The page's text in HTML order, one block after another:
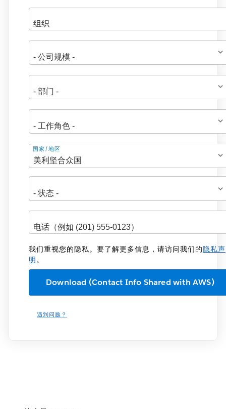
地
址
国家/地区
我们重视您的隐私。要了解更多信息，请访问我们的隐私声
明 。
遇到问题？